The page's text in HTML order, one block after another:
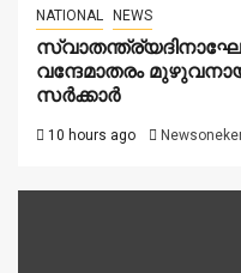
NATIONAL NEWS
വന്ദേമാതരം
സർക്കാർ
10 hours ago